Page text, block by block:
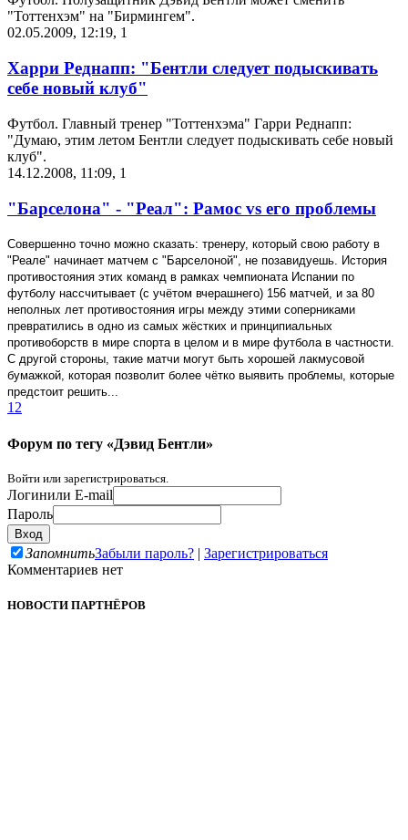
"Тоттенхэм" на "Бирмингем".
02.05.2009, 12:19, 1
Харри Реднапп: "Бентли следует подыскивать
себе новый клуб"
Футбол. Главный тренер "Тоттенхэма" Гарри Реднапп:
"Думаю, этим летом Бентли следует подыскивать себе новый
клуб".
14.12.2008, 11:09, 1
"Барселона" - "Реал": Рамос vs его проблемы
Совершенно точно можно сказать: тренеру, который свою работу в
"Реале" начинает матчем с "Барселоной", не позавидуешь. История
противостояния этих команд в рамках чемпионата Испании по
футболу нассчитывает (с учётом вчерашнего) 156 матчей, и за 80
неполных лет противостояния игры между этими соперниками
превратились в одно из самых жёстких и принципиальных
противоборств в мире спорта в целом и в мире футбола в частности.
С другой стороны, такие матчи могут быть хорошей лакмусовой
бумажкой, которая позволит более чётко выявить проблемы, которые
предстоит решить...
1 2
Форум по тегу «Дэвид Бентли»
Войти или зарегистрироваться.
Логинили E-mail
Пароль
ЗапомнитьЗабыли пароль? | Зарегистрироваться
Комментариев нет
НОВОСТИ ПАРТНЁРОВ